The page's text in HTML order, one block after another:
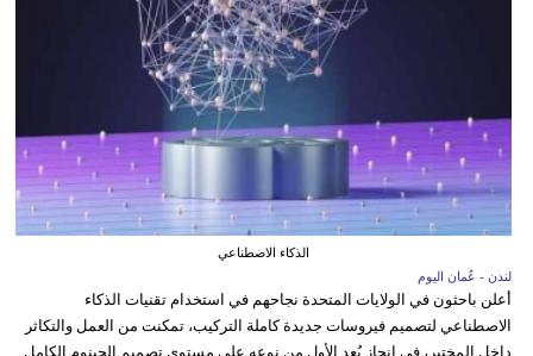
الذكاء الاصطناعي
لندن - عُمان اليوم
أعلن باحثون في الولايات المتحدة نجاحهم في استخدام تقنيات الذكاء
الاصطناعي لتصميم فيروسات جديدة كاملة التركيب، تمكنت من العمل والتكاثر
داخل المختبر، في إنجاز يُعد الأول من نوعه على مستوى تصميم الجينوم الكامل